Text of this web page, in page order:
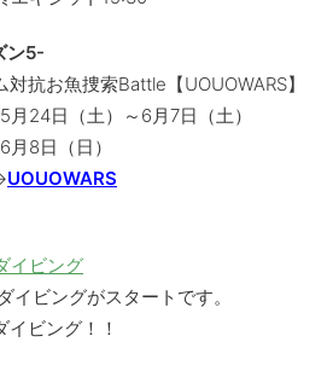
ン5-
抗お魚捜索Battle【UOUOWARS】
24日（土）～6月7日（土）
8日（日）
UOUOWARS
イビング
イビングがスタートです。
ビング！！